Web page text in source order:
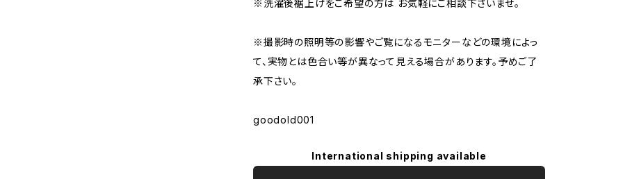
※洗濯後裾上げをご希望の方は お気軽にご相談下さいませ。
※撮影時の照明等の影響やご覧になるモニターなどの環境によっ
て、実物とは色合い等が異なって見える場合があります。予めご了
承下さい。
goodold001
International shipping available